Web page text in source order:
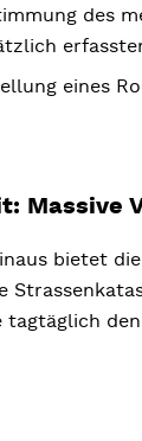
des
eines
Massive
bietet
tagtäglich